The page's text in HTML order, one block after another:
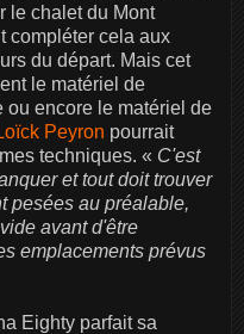
le chalet du Mont
compléter cela aux
du départ. Mais cet
le matériel de
ou encore le matériel de
Peyron pourrait
techniques. « C'est
et tout doit trouver
pesées au préalable,
avant d'être
emplacements prévus
Eighty parfait sa